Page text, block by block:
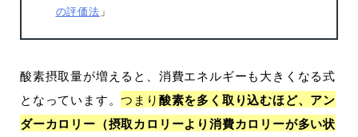
の評価法 」
酸素摂取量が増えると、消費エネルギーも大きくなる式
となっています。つまり酸素を多く取り込むほど、アン
ダーカロリー（摂取カロリーより消費カロリーが多い状